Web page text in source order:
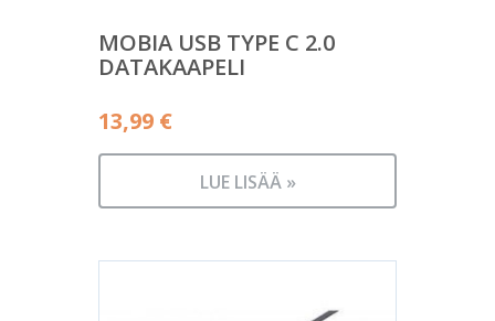
MOBIA USB TYPE C 2.0
DATAKAAPELI
13,99 €
LUE LISÄÄ »